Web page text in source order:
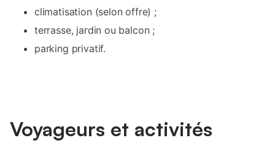
climatisation (selon offre) ;
terrasse, jardin ou balcon ;
parking privatif.
Voyageurs et activités